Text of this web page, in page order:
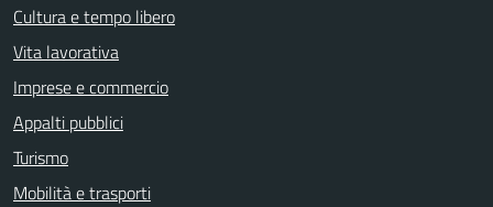
Cultura e tempo libero
Vita lavorativa
Imprese e commercio
Appalti pubblici
Turismo
Mobilità e trasporti